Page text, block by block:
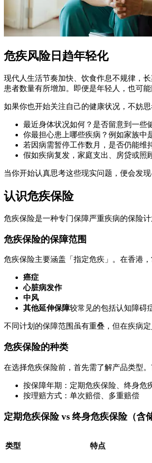
危疾风险日趋年轻化
现代人生活节奏加快、饮食作息不规律，
患者数量有所增加。即便是年轻人，也可
如果你也开始关注自己的健康状况，不妨思
最近身体状况如何？是否留意到一些
你最担心患上哪些疾病？例如家族中
若因病需暂停工作数月，是否仍能维
假如疾病复发，家庭支出、房贷或照
当你开始认真思考这些现实问题，便会发
认识危疾保险
危疾保险是一种专门保障严重疾病的保险
危疾保险的保障范围
危疾保险主要涵盖「指定危疾」。在香港
癌症
心脏病发作
中风
其他延伸保障较常见的包括认知障碍
不同计划的保障范围虽有重叠，但在疾病
危疾保险的种类
在选择危疾保险前，首先需了解产品类型
按保障年期：定期危疾保险、终身危
按理赔方式：单次赔偿、多重赔偿
定期危疾保险 vs 终身危疾保险（含
类型 特点